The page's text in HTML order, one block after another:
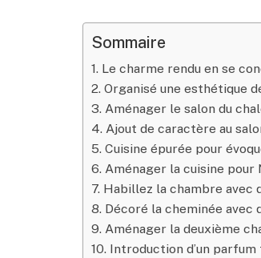
Sommaire
1. Le charme rendu en se
2. Organisé une esthétique
3. Aménager le salon du
4. Ajout de caractère au
5. Cuisine épurée pour
6. Aménager la cuisine pour
7. Habillez la chambre avec
8. Décoré la cheminée avec
9. Aménager la deuxième
10. Introduction d’un